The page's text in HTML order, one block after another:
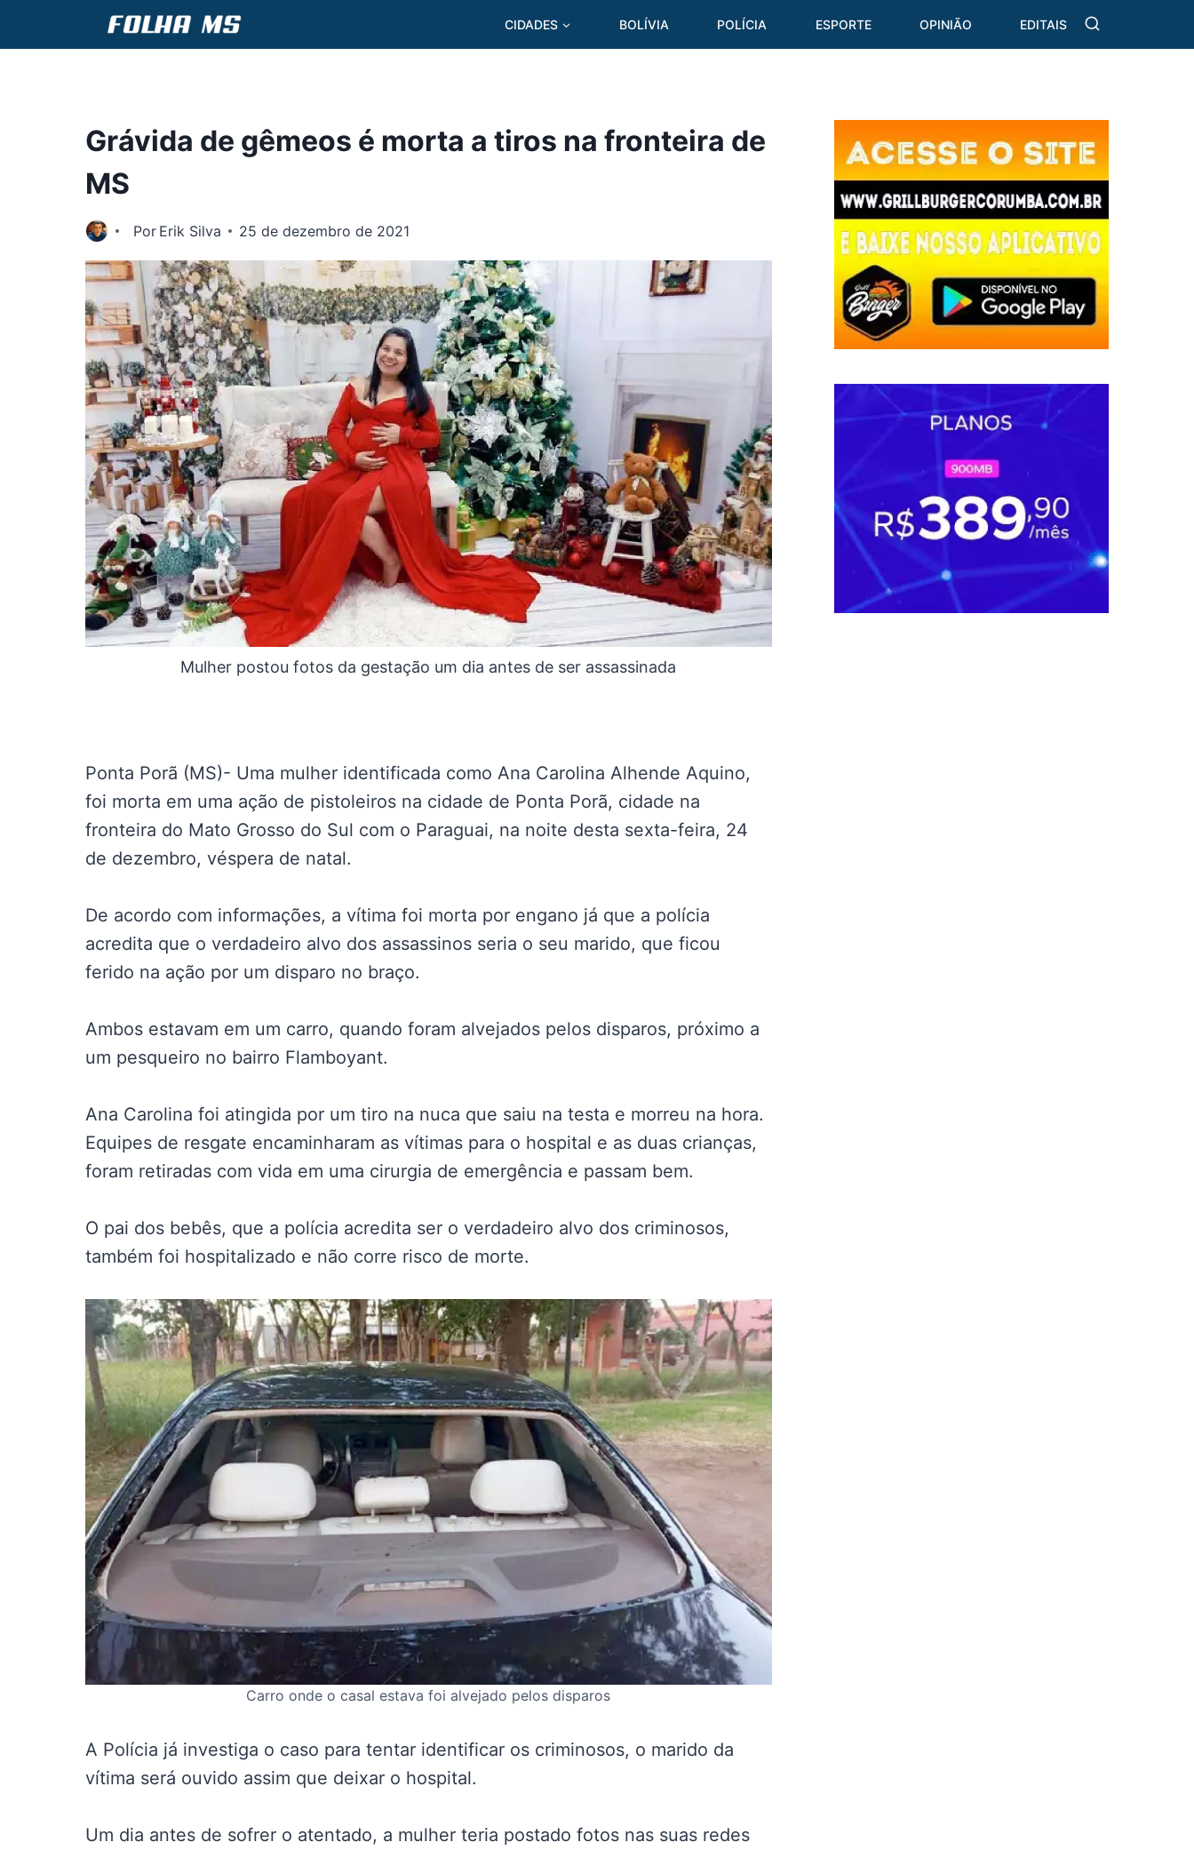
CIDADES BOLÍVIA POLÍCIA ESPORTE OPINIÃO EDITAIS
Grávida de gêmeos é morta a tiros na fronteira de
MS
Por Erik Silva 25 de dezembro de 2021
Mulher postou fotos da gestação um dia antes de ser assassinada
Ponta Porã (MS)- Uma mulher identificada como Ana Carolina Alhende Aquino,
foi morta em uma ação de pistoleiros na cidade de Ponta Porã, cidade na
fronteira do Mato Grosso do Sul com o Paraguai, na noite desta sexta-feira, 24
de dezembro, véspera de natal.
De acordo com informações, a vítima foi morta por engano já que a polícia
acredita que o verdadeiro alvo dos assassinos seria o seu marido, que ficou
ferido na ação por um disparo no braço.
Ambos estavam em um carro, quando foram alvejados pelos disparos, próximo a
um pesqueiro no bairro Flamboyant.
Ana Carolina foi atingida por um tiro na nuca que saiu na testa e morreu na hora.
Equipes de resgate encaminharam as vítimas para o hospital e as duas crianças,
foram retiradas com vida em uma cirurgia de emergência e passam bem.
O pai dos bebês, que a polícia acredita ser o verdadeiro alvo dos criminosos,
também foi hospitalizado e não corre risco de morte.
Carro onde o casal estava foi alvejado pelos disparos
A Polícia já investiga o caso para tentar identificar os criminosos, o marido da
vítima será ouvido assim que deixar o hospital.
Um dia antes de sofrer o atentado, a mulher teria postado fotos nas suas redes